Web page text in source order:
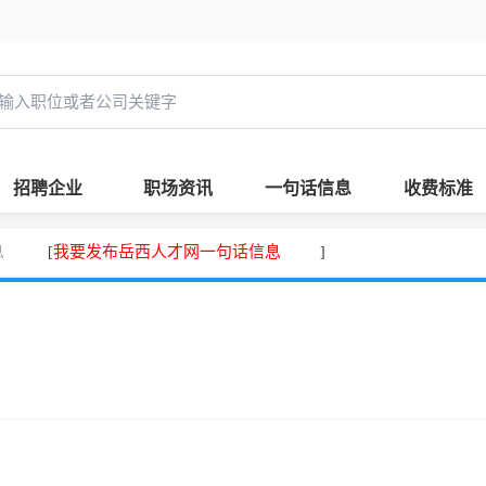
招聘企业 职场资讯 一句话信息 收费标准
[我要发布岳西人才网一句话信息 ]